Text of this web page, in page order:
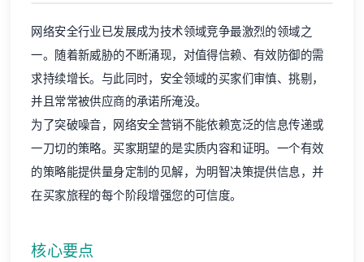
网络安全行业已发展成为技术领域竞争最激烈的领域之
一。随着新威胁的不断涌现，对值得信赖、有效防御的需
求持续增长。与此同时，安全领域的买家们审慎、挑剔，
并且常常被供应商的承诺所淹没。
为了突破噪音， 网络安全营销不能依赖宽泛的信息传递或
一刀切的策略。买家期望的是实质内容和证明。一个有效
的策略能提供量身定制的见解，为明智决策提供信息，并
在买家旅程的每个阶段增强您的可信度。
核心要点